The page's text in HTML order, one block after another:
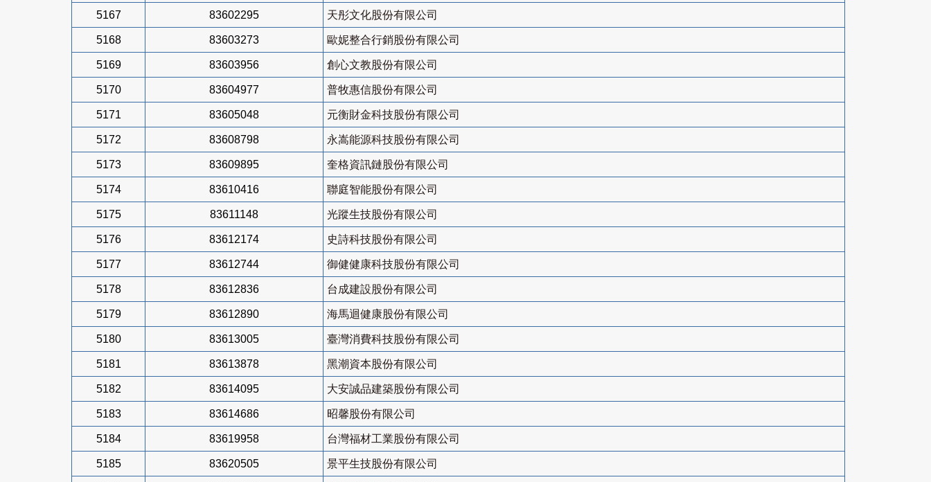
5167 83602295 天彤文化股份有限公司
5168 83603273 歐妮整合行銷股份有限公司
5169 83603956 創心文教股份有限公司
5170 83604977 普牧惠信股份有限公司
5171 83605048 元衡財金科技股份有限公司
5172 83608798 永嵩能源科技股份有限公司
5173 83609895 奎格資訊鏈股份有限公司
5174 83610416 聯庭智能股份有限公司
5175 83611148 光蹤生技股份有限公司
5176 83612174 史詩科技股份有限公司
5177 83612744 御健健康科技股份有限公司
5178 83612836 台成建設股份有限公司
5179 83612890 海馬迴健康股份有限公司
5180 83613005 臺灣消費科技股份有限公司
5181 83613878 黑潮資本股份有限公司
5182 83614095 大安誠品建築股份有限公司
5183 83614686 昭馨股份有限公司
5184 83619958 台灣福材工業股份有限公司
5185 83620505 景平生技股份有限公司